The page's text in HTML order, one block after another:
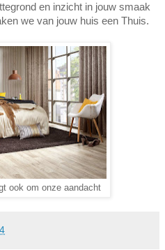
en inzicht in jouw smaak
we van jouw huis een Thuis.
ook om onze aandacht